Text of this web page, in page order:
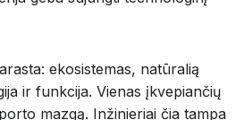
ekosistemas, natūralią
ir funkcija. Vienas įkvepiančių
mazgą. Inžinieriai čia tampa